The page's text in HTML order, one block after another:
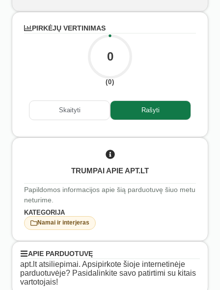
PIRKĖJŲ VERTINIMAS
0
(0)
Skaityti Rašyti
TRUMPAI APIE APT.LT
Papildomos informacijos apie šią parduotuvę šiuo metu
neturime.
KATEGORIJA
Namai ir interjeras
APIE PARDUOTUVĘ
apt.lt atsiliepimai. Apsipirkote šioje internetinėje
parduotuvėje? Pasidalinkite savo patirtimi su kitais
vartotojais!